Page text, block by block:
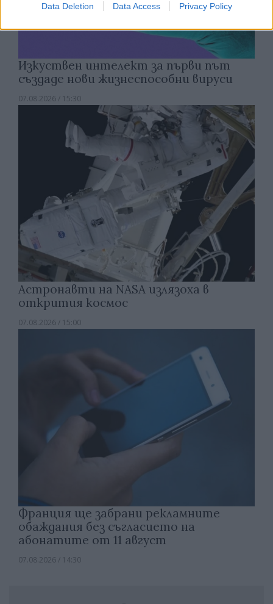
Data Deletion Data Access Privacy Policy
Изкуствен интелект за първи път
създаде нови жизнеспособни вируси
07.08.2026 / 15:30
Астронавти на NASA излязоха в
открития космос
07.08.2026 / 15:00
Франция ще забрани рекламните
обаждания без съгласието на
абонатите от 11 август
07.08.2026 / 14:30